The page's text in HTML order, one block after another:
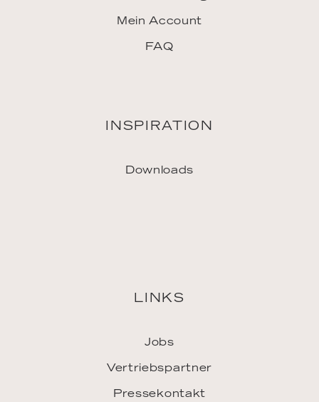
Downloads